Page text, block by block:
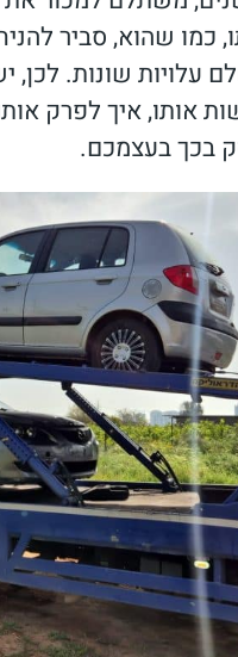
כמו שהוא, סביר
עלויות שונות.
אותו, איך לפרק
בכך בעצמכם.